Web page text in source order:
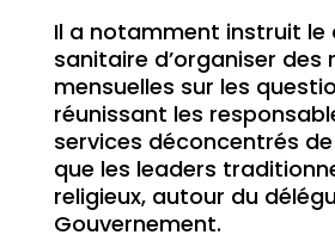
Il a notamment instruit le
sanitaire d’organiser des
mensuelles sur les
réunissant les
services déconcentrés de
que les leaders
religieux, autour du
Gouvernement.